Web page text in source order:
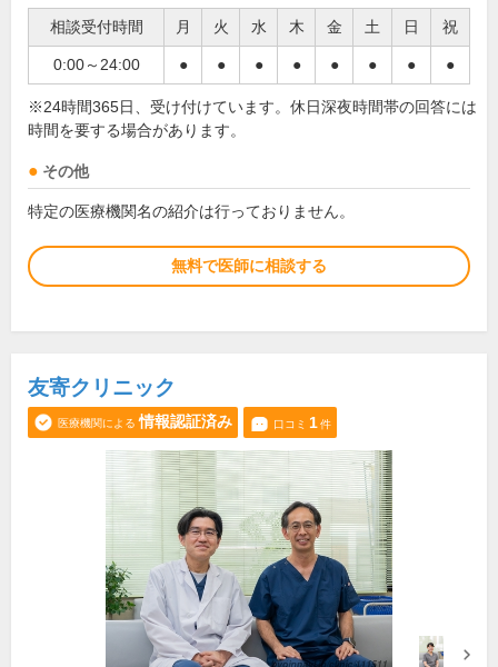
相談受付時間 月 火 水 木 金 土 日 祝
0:00～24:00 ● ● ● ● ● ● ● ●
※24時間365日、受け付けています。休日深夜時間帯の回答には
時間を要する場合があります。
その他
特定の医療機関名の紹介は行っておりません。
無料で医師に相談する
友寄クリニック
医療機関による 情報認証済み 口コミ 1件